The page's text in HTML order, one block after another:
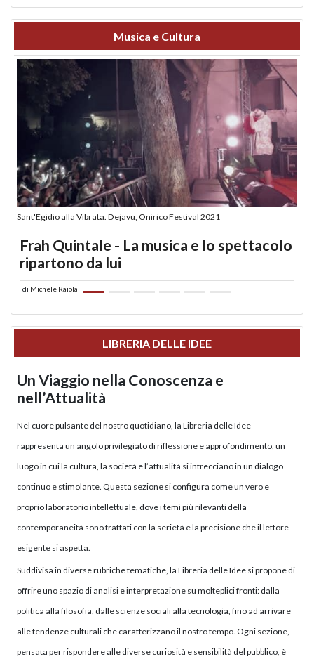
Musica e Cultura
Sant'Egidio alla Vibrata. Dejavu, Onirico Festival 2021
Frah Quintale - La musica e lo spettacolo
ripartono da lui
di Michele Raiola
LIBRERIA DELLE IDEE
Un Viaggio nella Conoscenza e
nell’Attualità
Nel cuore pulsante del nostro quotidiano, la Libreria delle Idee
rappresenta un angolo privilegiato di riflessione e approfondimento, un
luogo in cui la cultura, la società e l’attualità si intrecciano in un dialogo
continuo e stimolante. Questa sezione si configura come un vero e
proprio laboratorio intellettuale, dove i temi più rilevanti della
contemporaneità sono trattati con la serietà e la precisione che il lettore
esigente si aspetta.
Suddivisa in diverse rubriche tematiche, la Libreria delle Idee si propone di
offrire uno spazio di analisi e interpretazione su molteplici fronti: dalla
politica alla filosofia, dalle scienze sociali alla tecnologia, fino ad arrivare
alle tendenze culturali che caratterizzano il nostro tempo. Ogni sezione,
pensata per rispondere alle diverse curiosità e sensibilità del pubblico, è